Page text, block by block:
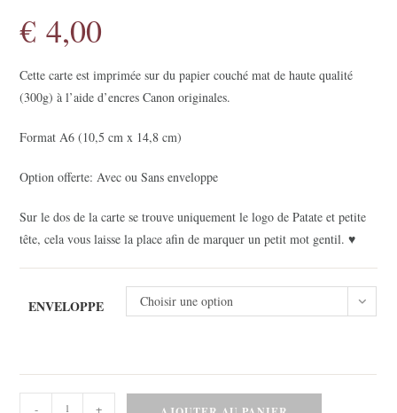
€ 4,00
Cette carte est imprimée sur du papier couché mat de haute qualité
(300g) à l’aide d’encres Canon originales.
Format A6 (10,5 cm x 14,8 cm)
Option offerte: Avec ou Sans enveloppe
Sur le dos de la carte se trouve uniquement le logo de Patate et petite
tête, cela vous laisse la place afin de marquer un petit mot gentil. ♥
ENVELOPPE Choisir une option
- +